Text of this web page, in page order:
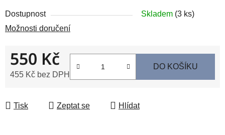
Dostupnost Skladem (3 ks)
Možnosti doručení
550 Kč
455 Kč bez DPH
DO KOŠÍKU
Tisk Zeptat se Hlídat